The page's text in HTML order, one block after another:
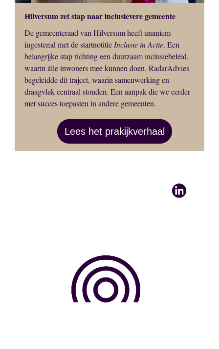
Hilversum zet stap naar inclusievere gemeente
De gemeenteraad van Hilversum heeft unaniem
ingestemd met de startnotitie Inclusie in Actie. Een
belangrijke stap richting een duurzaam inclusiebeleid,
waarin álle inwoners mee kunnen doen. RadarAdvies
begeleidde dit traject, waarin samenwerking en
draagvlak centraal stonden. Een aanpak die we eerder
met succes toepasten in andere gemeenten.
Lees het prakijkverhaal